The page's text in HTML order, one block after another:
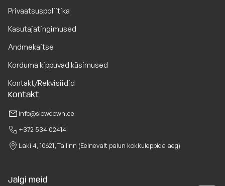
Privaatsuspoliitika
Kasutajatingimused
Andmekaitse
Korduma kippuvad küsimused
Kontakt/Rekvisiidid
Kontakt
info@slowdown.ee
+372 534 02414
Laki 4, 10621, Tallinn (Eelnevalt palun kokkuleppida aeg)
Jälgi meid